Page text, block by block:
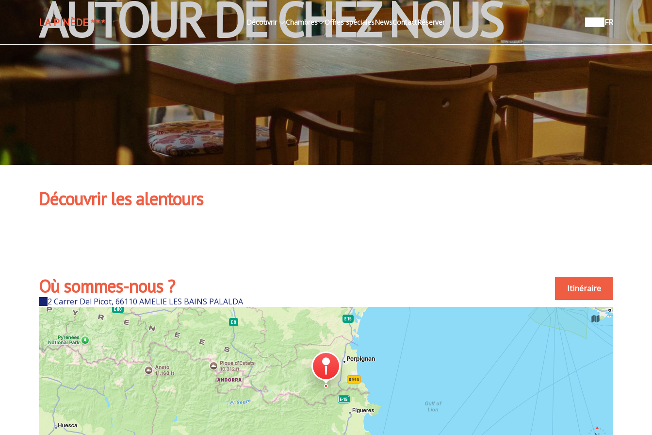
LA PINÈDE Découvrir Chambres Offres spécialesNewsContactRéserver FR
AUTOUR DE CHEZ NOUS
Découvrir les alentours
Où sommes-nous ?
2 Carrer Del Picot, 66110 AMELIE LES BAINS PALALDA
Itinéraire